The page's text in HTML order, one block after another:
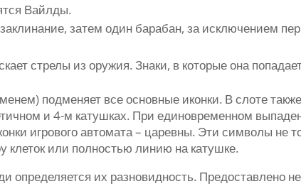
Вайлды.
затем один барабан, за исключением
стрелы из оружия. Знаки, в которые она
подменяет все основные иконки. В слоте
и 4-м катушках. При единовременном
игрового автомата – царевны. Эти символы не
клеток или полностью линию на катушке.
их разновидность. Предоставлено